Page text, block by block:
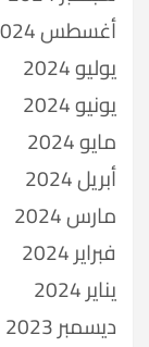
أغسطس 2024
يوليو 2024
يونيو 2024
مايو 2024
أبريل 2024
مارس 2024
فبراير 2024
يناير 2024
ديسمبر 2023